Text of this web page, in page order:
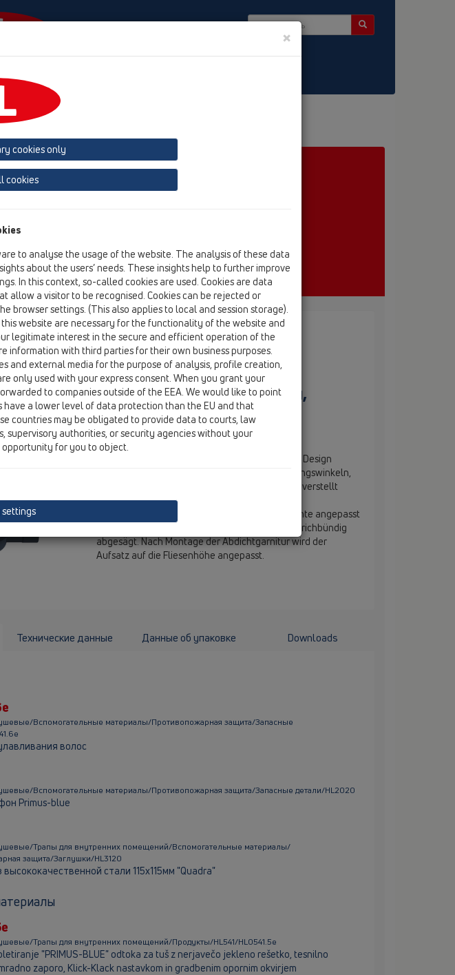
House
Продукты
«Primus blue» с монтажными уголками,
из нержавеющей стали «Quadra»,
комплектом
HL541Q Duschablauf "Primus blue" mit massivem Design
Edelstahl - Einlaufrost "Quadra", mit 3 Befestigungswinkeln,
die am Boden befestigt werden und in der Höhe verstellt
werden können. Das Ablaufgehäuse muss in der
Verlegephase nicht genau an die Estrichoberkante angepasst
werden. Der herausstehende Ablaufteil wird estrichbündig
abgesägt. Nach Montage der Abdichtgarnitur wird der
Aufsatz auf die Fliesenhöhe angepasst.
Технические данные Данные об упаковке Downloads
Вспомогательные материалы/Противопожарная защита/Запасные
волос
Вспомогательные материалы/Противопожарная защита/Запасные детали/HL2020
Primus-blue
Трапы для внутренних помещений/Вспомогательные материалы/
защита/Заглушки/HL3120
стали 115х115мм "Quadra"
Трапы для внутренних помещений/Продукты/HL541/HL0541.5e
"PRIMUS-BLUE" odtoka za tuš z nerjavečo jekleno rešetko, tesnilno
zaporo, Klick-Klack nastavkom in gradbenim opornim okvirjem
×
cookies only
cookies
to analyse the usage of the website. The analysis of these data
about the users’ needs. These insights help to further improve
In this context, so-called cookies are used. Cookies are data
allow a visitor to be recognised. Cookies can be rejected or
browser settings. (This also applies to local and session storage).
website are necessary for the functionality of the website and
legitimate interest in the secure and efficient operation of the
information with third parties for their own business purposes.
and external media for the purpose of analysis, profile creation,
only used with your express consent. When you grant your
to companies outside of the EEA. We would like to point
a lower level of data protection than the EU and that
countries may be obligated to provide data to courts, law
supervisory authorities, or security agencies without your
for you to object.
settings